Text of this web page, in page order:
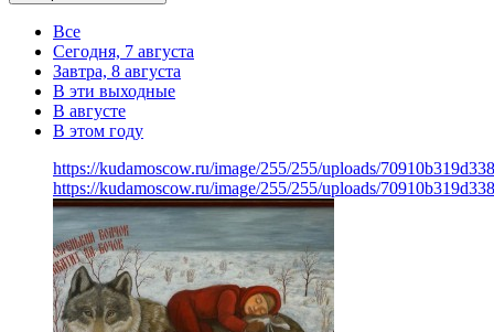
Все
Сегодня, 7 августа
Завтра, 8 августа
В эти выходные
В августе
В этом году
https://kudamoscow.ru/image/255/255/uploads/
https://kudamoscow.ru/image/255/255/uploads/